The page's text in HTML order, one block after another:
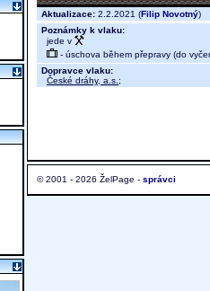
Aktualizace: 2.2.2021 (Filip Novotný)
Poznámky k vlaku:
jede v
- úschova během přepravy (do
Dopravce vlaku:
České dráhy, a.s. ;
© 2001 - 2026 ŽelPage - správci